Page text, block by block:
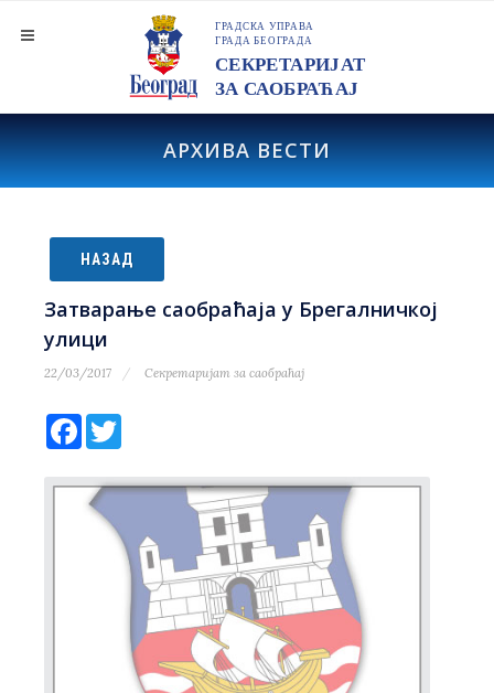
АРХИВА ВЕСТИ
НАЗАД
Затварање саобраћаја у Брегалничкој
улици
22/03/2017 Секретаријат за саобраћај
Facebook